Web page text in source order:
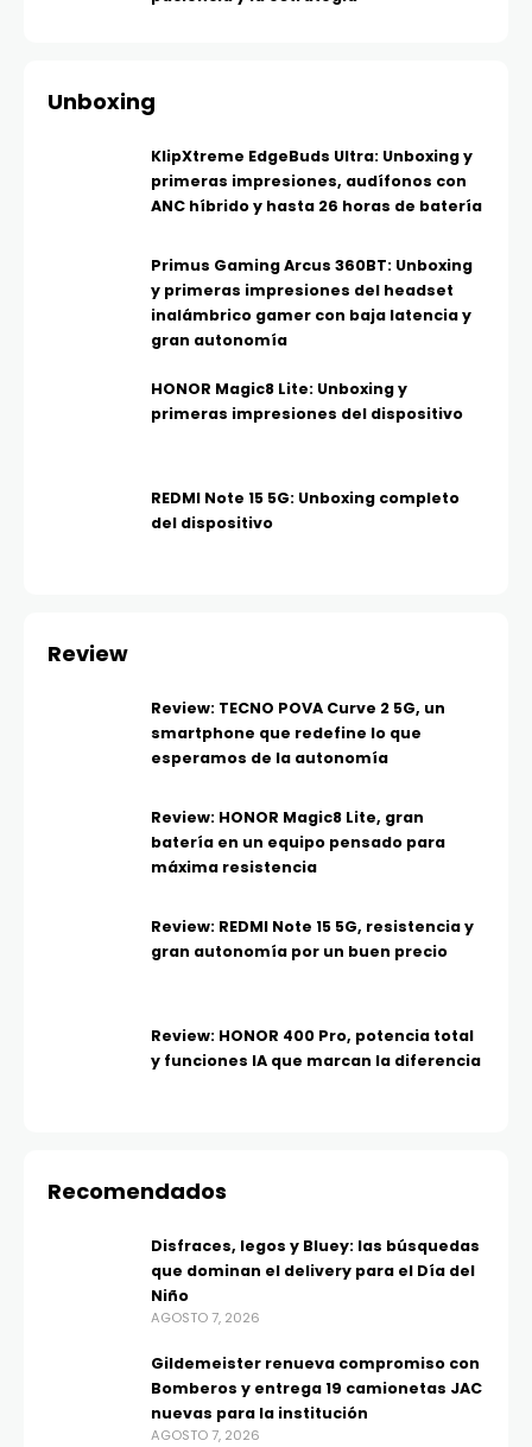
Unboxing
KlipXtreme EdgeBuds Ultra: Unboxing y
primeras impresiones, audífonos con
ANC híbrido y hasta 26 horas de batería
Primus Gaming Arcus 360BT: Unboxing
y primeras impresiones del headset
inalámbrico gamer con baja latencia y
gran autonomía
HONOR Magic8 Lite: Unboxing y
primeras impresiones del dispositivo
REDMI Note 15 5G: Unboxing completo
del dispositivo
Review
Review: TECNO POVA Curve 2 5G, un
smartphone que redefine lo que
esperamos de la autonomía
Review: HONOR Magic8 Lite, gran
batería en un equipo pensado para
máxima resistencia
Review: REDMI Note 15 5G, resistencia y
gran autonomía por un buen precio
Review: HONOR 400 Pro, potencia total
y funciones IA que marcan la diferencia
Recomendados
Disfraces, legos y Bluey: las búsquedas
que dominan el delivery para el Día del
Niño
AGOSTO 7, 2026
Gildemeister renueva compromiso con
Bomberos y entrega 19 camionetas JAC
nuevas para la institución
AGOSTO 7, 2026